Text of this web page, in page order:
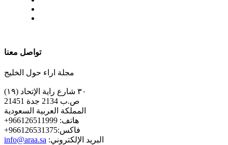
تواصل معنا
مجلة اراء حول الخليج
٣٠ شارع راية الإتحاد (١٩)
ص.ب 2134 جدة 21451
المملكة العربية السعودية
+هاتف: 966126511999
+فاكس:966126531375
info@araa.sa :البريد الإلكتروني